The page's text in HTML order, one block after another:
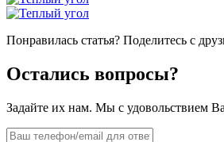
Понравилась статья? Поделитесь с
Остались вопросы?
Задайте их нам. Мы с удовольствием